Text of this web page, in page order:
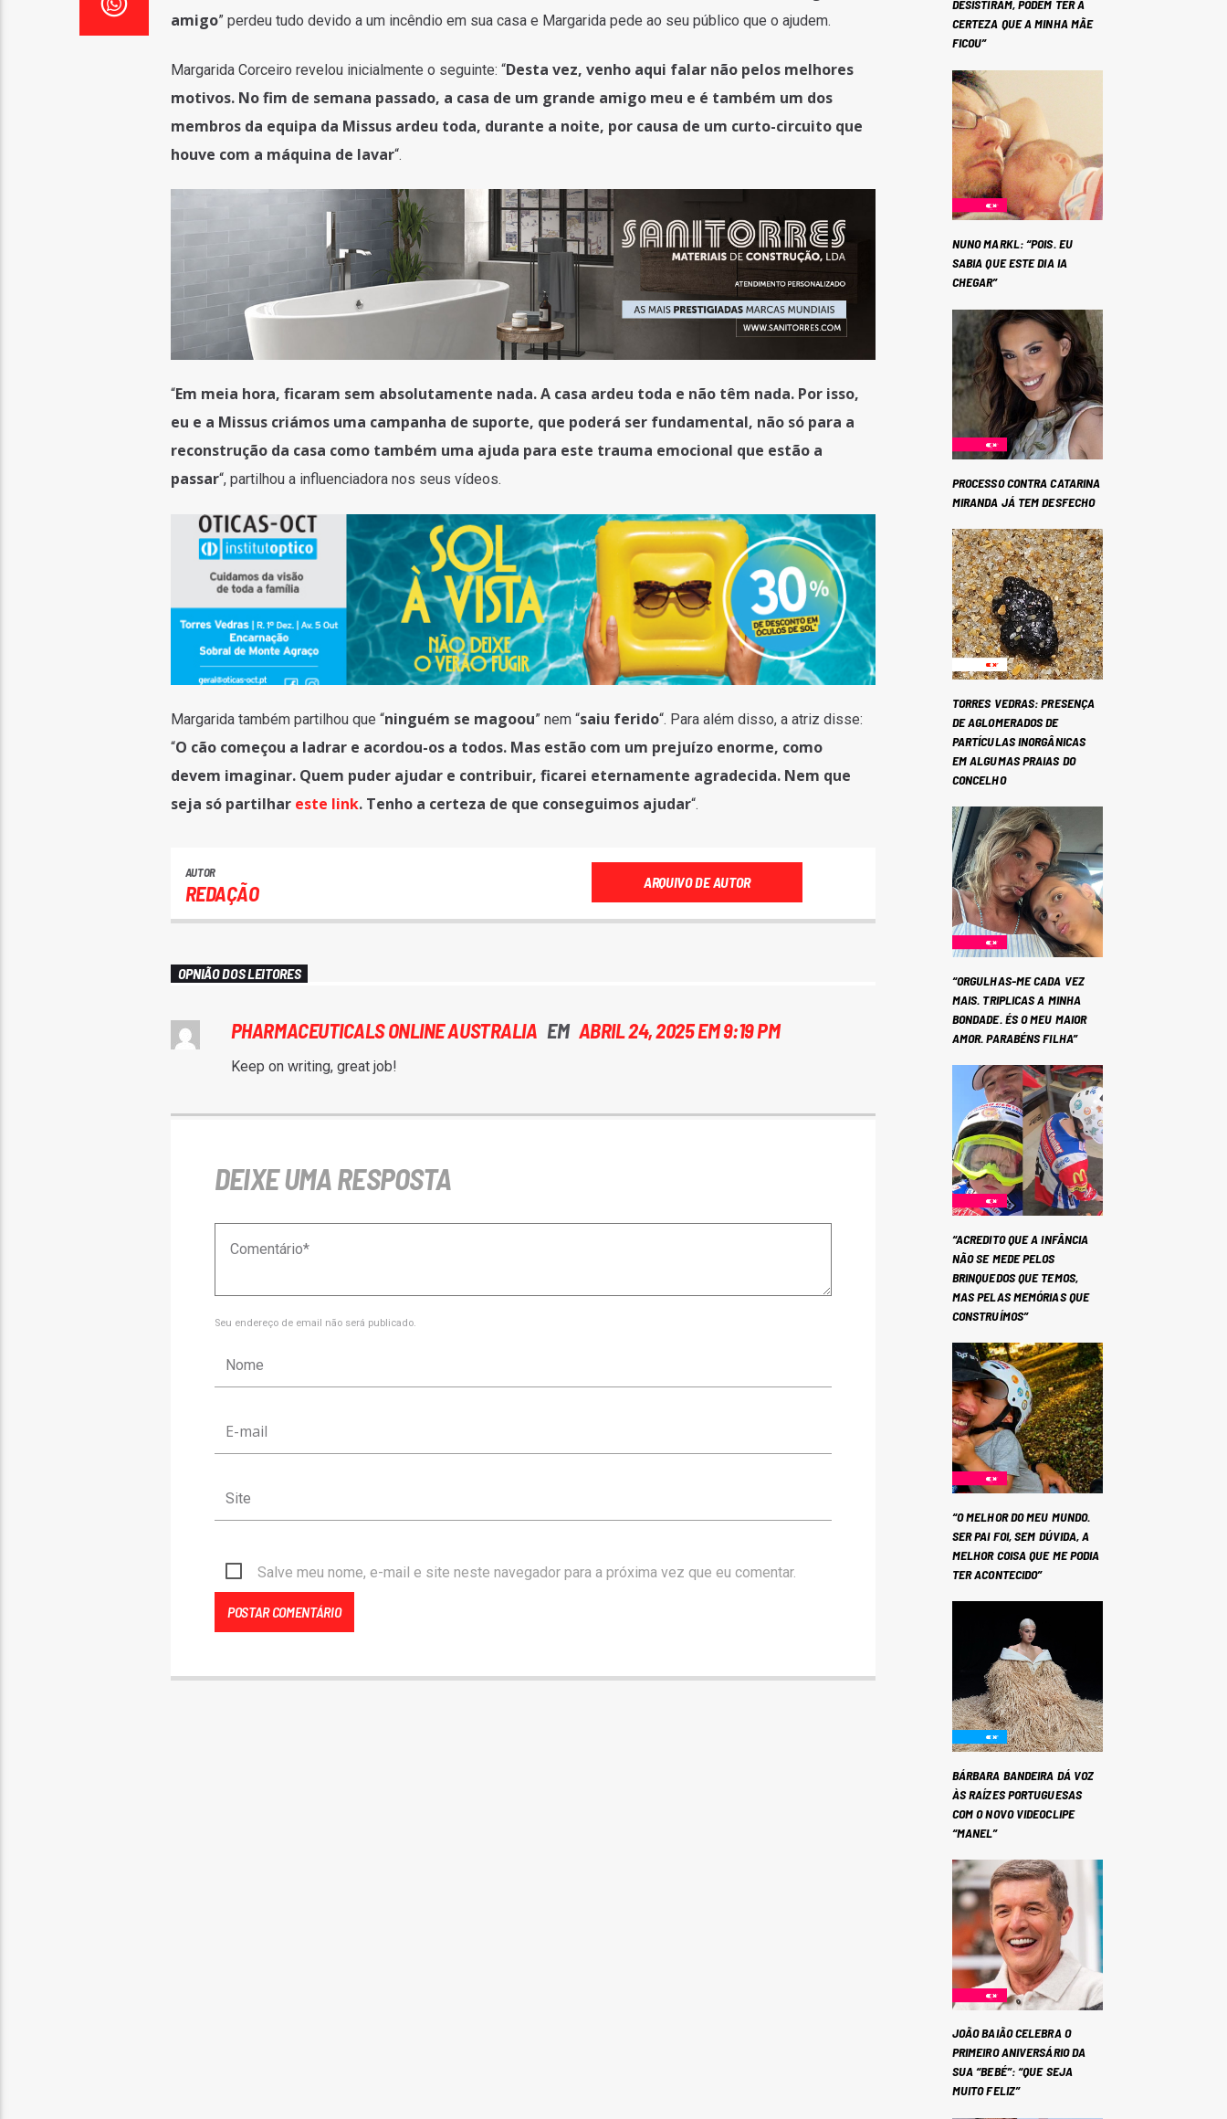
amigo” perdeu tudo devido a um incêndio em sua casa e Margarida pede ao seu público que o ajudem.
Margarida Corceiro revelou inicialmente o seguinte: “Desta vez, venho aqui falar não pelos melhores
motivos. No fim de semana passado, a casa de um grande amigo meu e é também um dos
membros da equipa da Missus ardeu toda, durante a noite, por causa de um curto-circuito que
houve com a máquina de lavar“.
“Em meia hora, ficaram sem absolutamente nada. A casa ardeu toda e não têm nada. Por isso,
eu e a Missus criámos uma campanha de suporte, que poderá ser fundamental, não só para a
reconstrução da casa como também uma ajuda para este trauma emocional que estão a
passar“, partilhou a influenciadora nos seus vídeos.
Margarida também partilhou que “ninguém se magoou” nem “saiu ferido“. Para além disso, a atriz disse:
“O cão começou a ladrar e acordou-os a todos. Mas estão com um prejuízo enorme, como
devem imaginar. Quem puder ajudar e contribuir, ficarei eternamente agradecida. Nem que
seja só partilhar este link. Tenho a certeza de que conseguimos ajudar“.
AUTOR
REDAÇÃO ARQUIVO DE AUTOR
OPNIÃO DOS LEITORES
PHARMACEUTICALS ONLINE AUSTRALIA EM ABRIL 24, 2025 EM 9:19 PM
Keep on writing, great job!
DEIXE UMA RESPOSTA
Seu endereço de email não será publicado.
Salve meu nome, e-mail e site neste navegador para a próxima vez que eu comentar.
DESISTIRAM, PODEM TER A
CERTEZA QUE A MINHA MÃE
FICOU”
NUNO MARKL: “POIS. EU
SABIA QUE ESTE DIA IA
CHEGAR”
PROCESSO CONTRA CATARINA
MIRANDA JÁ TEM DESFECHO
TORRES VEDRAS: PRESENÇA
DE AGLOMERADOS DE
PARTÍCULAS INORGÂNICAS
EM ALGUMAS PRAIAS DO
CONCELHO
“ORGULHAS-ME CADA VEZ
MAIS. TRIPLICAS A MINHA
BONDADE. ÉS O MEU MAIOR
AMOR. PARABÉNS FILHA”
“ACREDITO QUE A INFÂNCIA
NÃO SE MEDE PELOS
BRINQUEDOS QUE TEMOS,
MAS PELAS MEMÓRIAS QUE
CONSTRUÍMOS”
“O MELHOR DO MEU MUNDO.
SER PAI FOI, SEM DÚVIDA, A
MELHOR COISA QUE ME PODIA
TER ACONTECIDO”
BÁRBARA BANDEIRA DÁ VOZ
ÀS RAÍZES PORTUGUESAS
COM O NOVO VIDEOCLIPE
“MANEL”
JOÃO BAIÃO CELEBRA O
PRIMEIRO ANIVERSÁRIO DA
SUA “BEBÉ”: “QUE SEJA
MUITO FELIZ”